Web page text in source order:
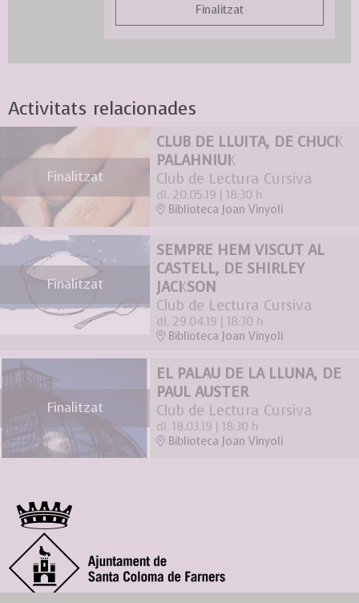
Finalitzat
Activitats relacionades
Finalitzat
CLUB DE LLUITA, DE CHUCK
PALAHNIUK
Club de Lectura Cursiva
dl. 20.05.19
18:30 h
Biblioteca Joan Vinyoli
Finalitzat
SEMPRE HEM VISCUT AL
CASTELL, DE SHIRLEY
JACKSON
Club de Lectura Cursiva
dl. 29.04.19 | 18:30 h
Biblioteca Joan Vinyoli
Finalitzat
EL PALAU DE LA LLUNA, DE
PAUL AUSTER
Club de Lectura Cursiva
dl. 18.03.19 | 18:30 h
Biblioteca Joan Vinyoli